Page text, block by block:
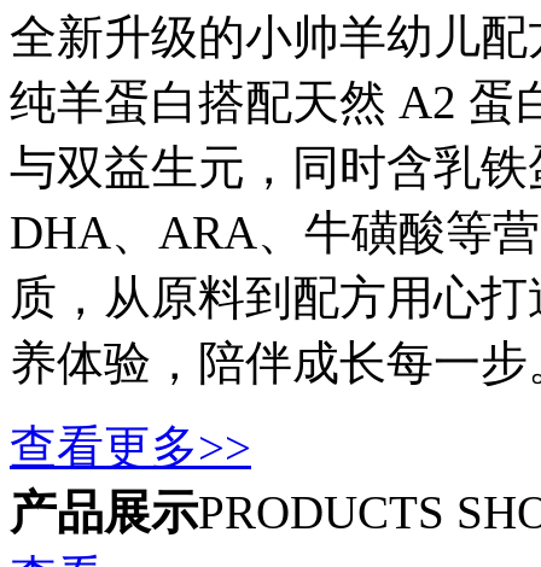
全新升级的小帅羊幼儿
纯羊蛋白搭配天然 A2 蛋
与双益生元，同时含乳
DHA、ARA、牛磺酸等
质，从原料到配方用心
养体验，陪伴成长每一步
查看更多>>
产品展示PRODUCTS